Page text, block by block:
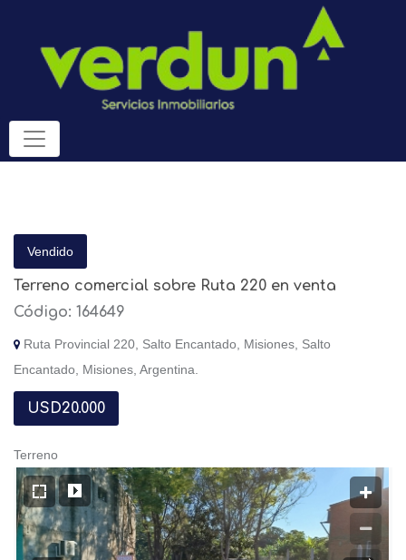
Vendido
Terreno comercial sobre Ruta 220 en venta
Código: 164649
Ruta Provincial 220, Salto Encantado, Misiones, Salto
Encantado, Misiones, Argentina.
USD20.000
Terreno